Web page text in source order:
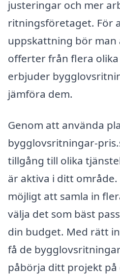
justeringar och mer
ritningsföretaget. För
uppskattning bör man
offerter från flera
erbjuder
jämföra dem.
Genom att använda
bygglovsritningar-
tillgång till olika
är aktiva i ditt
möjligt att samla in
välja det som bäst
din budget. Med rätt
få de
påbörja ditt projekt